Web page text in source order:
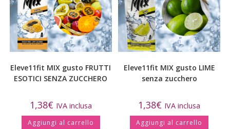
Eleve11fit MIX gusto FRUTTI
ESOTICI SENZA ZUCCHERO
1,38€ IVA inclusa
Aggiungi al carrello
Eleve11fit MIX gusto LIME
senza zucchero
1,38€ IVA inclusa
Aggiungi al carrello